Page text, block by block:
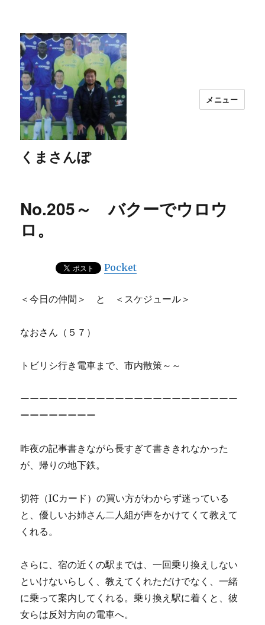
くまさんぽ
メニュー
No.205～ バクーでウロウ
ロ。
Pocket
＜今日の仲間＞ と ＜スケジュール＞
なおさん（５７）
トビリシ行き電車まで、市内散策～～
ーーーーーーーーーーーーーーーーーーーーーーー
ーーーーーーーー
昨夜の記事書きながら長すぎて書ききれなかった
が、帰りの地下鉄。
切符（ICカード）の買い方がわからず迷っている
と、優しいお姉さん二人組が声をかけてくて教えて
くれる。
さらに、宿の近くの駅までは、一回乗り換えしない
といけないらしく、教えてくれただけでなく、一緒
に乗って案内してくれる。乗り換え駅に着くと、彼
女らは反対方向の電車へ。